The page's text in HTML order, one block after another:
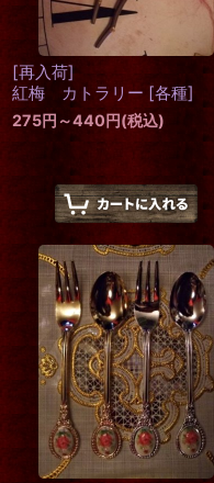
[再入荷]
紅梅 カトラリー [各種]
275円 ～440円(税込)